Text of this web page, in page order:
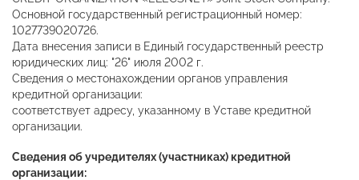
Основной государственный регистрационный номер:
1027739020726.
Дата внесения записи в Единый государственный реестр
юридических лиц: "26" июля 2002 г.
Сведения о местонахождении органов управления
кредитной организации:
соответствует адресу, указанному в Уставе кредитной
организации.
Сведения об учредителях (участниках) кредитной
организации: